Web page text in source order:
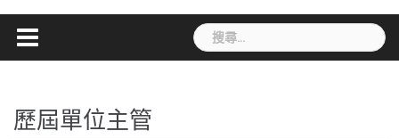
搜
尋
歷屆單位主管